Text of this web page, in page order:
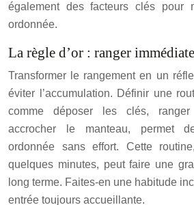
également des facteurs clés pour
ordonnée.
La règle d’or : ranger
Transformer le rangement en un
éviter l’accumulation. Définir une
comme déposer les clés,
accrocher le manteau, permet
ordonnée sans effort. Cette
quelques minutes, peut faire une
long terme. Faites-en une habitude
entrée toujours accueillante.